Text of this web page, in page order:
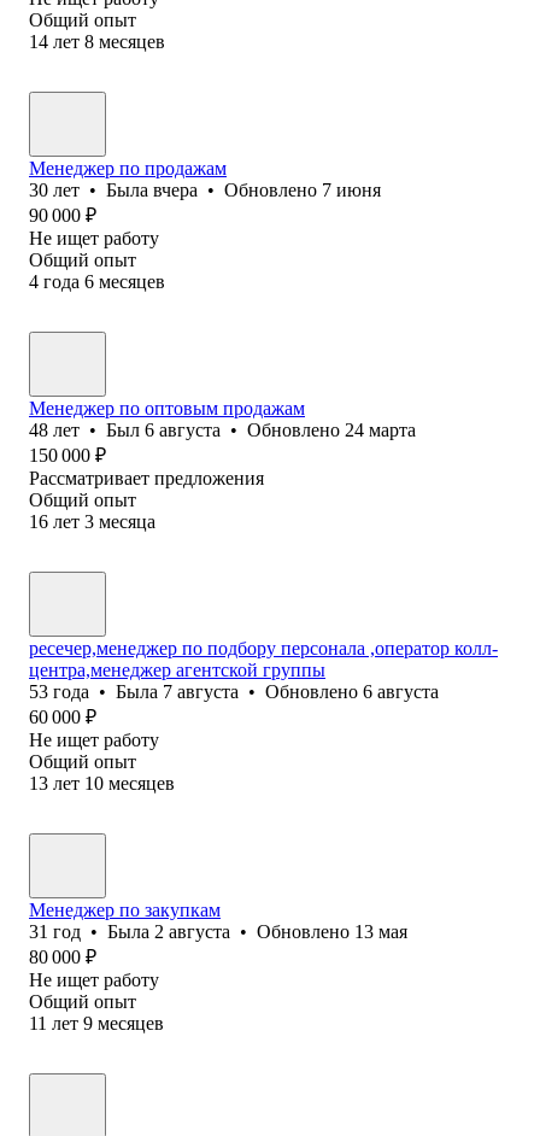
Общий опыт
14 лет 8 месяцев
Менеджер по продажам
30 лет • Была вчера • Обновлено 7 июня
90 000 ₽
Не ищет работу
Общий опыт
4 года 6 месяцев
Менеджер по оптовым продажам
48 лет • Был 6 августа • Обновлено 24 марта
150 000 ₽
Рассматривает предложения
Общий опыт
16 лет 3 месяца
ресечер,менеджер по подбору персонала ,оператор колл-
центра,менеджер агентской группы
53 года • Была 7 августа • Обновлено 6 августа
60 000 ₽
Не ищет работу
Общий опыт
13 лет 10 месяцев
Менеджер по закупкам
31 год • Была 2 августа • Обновлено 13 мая
80 000 ₽
Не ищет работу
Общий опыт
11 лет 9 месяцев